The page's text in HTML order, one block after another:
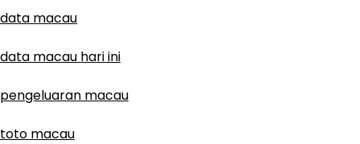
data macau
data macau hari ini
pengeluaran macau
toto macau